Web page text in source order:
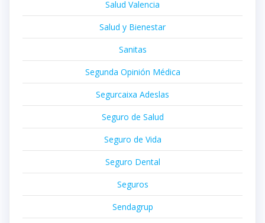
Salud Valencia
Salud y Bienestar
Sanitas
Segunda Opinión Médica
Segurcaixa Adeslas
Seguro de Salud
Seguro de Vida
Seguro Dental
Seguros
Sendagrup